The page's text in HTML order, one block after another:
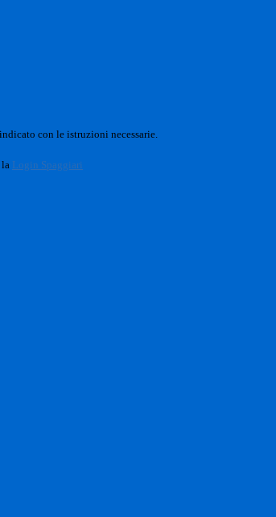
con le istruzioni necessarie.
la Login Spaggiari